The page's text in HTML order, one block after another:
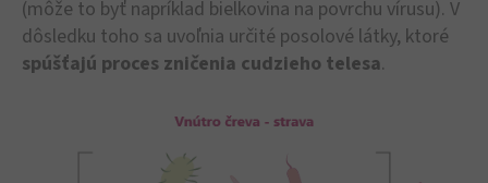
(môže to byť napríklad bielkovina na povrchu vírusu). V
dôsledku toho sa uvoľnia určité posolové látky, ktoré
spúšťajú proces zničenia cudzieho telesa.